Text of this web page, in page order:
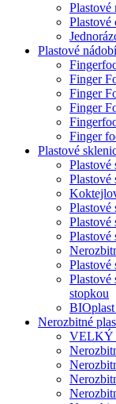
Plastové
Plastové
Plastové
Finger
Finger
Finger
Finger
Plastové
Plastové
Plastové
Plastové
Plastové
Plastové
Plastové
Plastové
stopkou
Nerozbitné
VELKÝ